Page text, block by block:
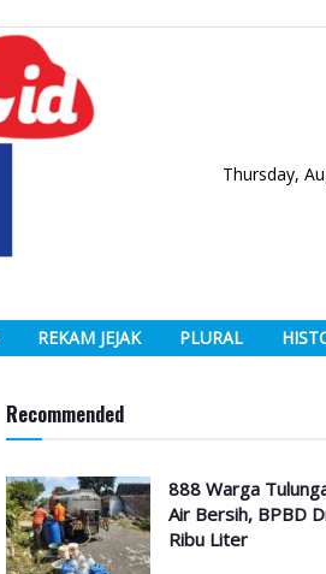
Thursday,
REKAM JEJAK PLURAL
Recommended
888 Warga
Air Bersih, BPBD
Ribu Liter